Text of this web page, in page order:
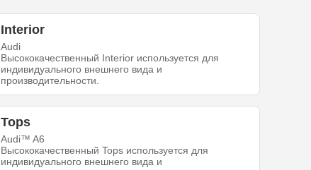
Interior
Audi
Высококачественный Interior используется для
индивидуального внешнего вида и
производительности.
Tops
Audi™ A6
Высококачественный Tops используется для
индивидуального внешнего вида и